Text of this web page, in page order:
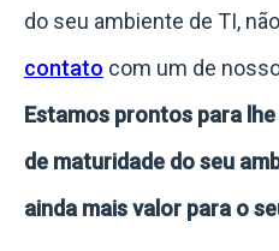
do seu ambiente de TI,
contato com um de
Estamos prontos para
de maturidade do seu
ainda mais valor para o